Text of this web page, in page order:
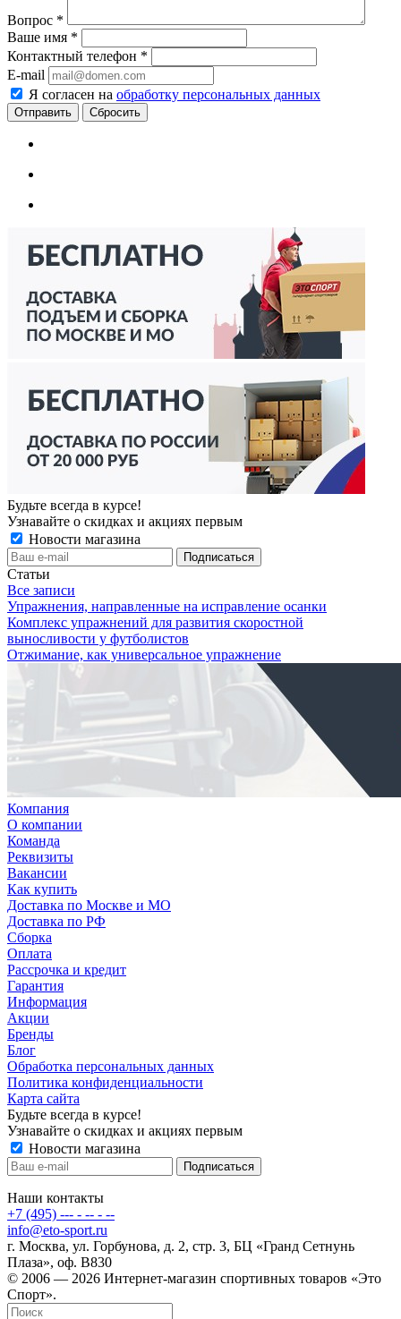
Вопрос *
Ваше имя *
Контактный телефон *
E-mail
Я согласен на обработку персональных данных
Сбросить
Будьте всегда в курсе!
Узнавайте о скидках и акциях первым
Новости магазина
Статьи
Все записи
Упражнения, направленные на исправление осанки
Комплекс упражнений для развития скоростной
выносливости у футболистов
Отжимание, как универсальное упражнение
Компания
О компании
Команда
Реквизиты
Вакансии
Как купить
Доставка по Москве и МО
Доставка по РФ
Сборка
Оплата
Рассрочка и кредит
Гарантия
Информация
Акции
Бренды
Блог
Обработка персональных данных
Политика конфиденциальности
Карта сайта
Будьте всегда в курсе!
Узнавайте о скидках и акциях первым
Новости магазина
Наши контакты
+7 (495) --- - -- - --
info@eto-sport.ru
г. Москва, ул. Горбунова, д. 2, стр. 3, БЦ «Гранд Сетнунь
Плаза», оф. В830
© 2006 — 2026 Интернет-магазин спортивных товаров «Это
Спорт».